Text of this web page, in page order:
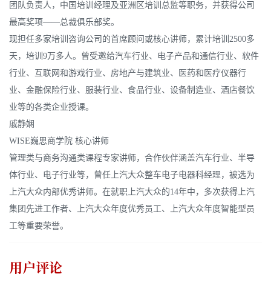
团队负责人，中国培训经理及亚洲区培训总监等职务，并获得公司
最高奖项——总裁俱乐部奖。
现担任多家培训咨询公司的首席顾问或核心讲师，累计培训2500多
天，培训9万多人。曾受邀给汽车行业、电子产品和通信行业、软件
行业、互联网和游戏行业、房地产与建筑业、医药和医疗仪器行
业、金融保险行业、服装行业、食品行业、设备制造业、酒店餐饮
业等的各类企业授课。
戚静娴
WISE巍思商学院 核心讲师
管理类与商务沟通类课程专家讲师，合作伙伴涵盖汽车行业、半导
体行业、电子行业等，曾任上汽大众整车电子电器科经理，被选为
上汽大众内部优秀讲师。在就职上汽大众的14年中，多次获得上汽
集团先进工作者、上汽大众年度优秀员工、上汽大众年度智能型员
工等重要荣誉。
用户评论